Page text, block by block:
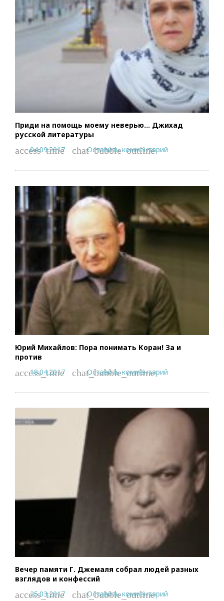
Приди на помощь моему неверью… Джихад
русской литературы
access_time
04.09.2017 chat_bubble_outline
Оставить комментарий
Юрий Михайлов: Пора понимать Коран! За и
против
access_time
18.04.2017 chat_bubble_outline
Оставить комментарий
Вечер памяти Г. Джемаля собрал людей разных
взглядов и конфессий
access_time
25.03.2017 chat_bubble_outline
Оставить комментарий